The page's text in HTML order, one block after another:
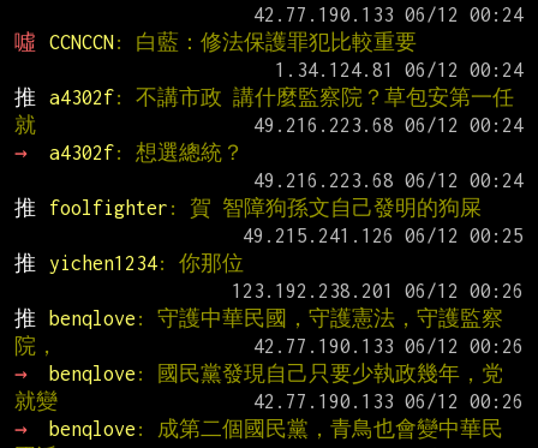
噓
CCNCCN: 白藍：修法保護罪犯比較重要
推
a4302f: 不講市政 講什麼監察院？草包安第一任
就
→
a4302f: 想選總統？
推
foolfighter : 賀 智障狗孫文自己發明的狗屎
推
yichen1234: 你那位
推
benqlove : 守護中華民國，守護憲法，守護監察
院，
→
benqlove : 國民黨發現自己只要少執政幾年，党
就變
→
benqlove : 成第二個國民黨，青鳥也會變中華民